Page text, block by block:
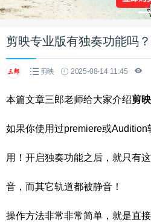
剪映专业版有独奏功能吗
剪映 2025-08-14 11:45
本篇文章三郎老师给大家介绍剪
如果你使用过premiere或
用！开启独奏功能之后，就只有
音，而其它轨道都被静音！
操作方法非常非常简单，就是直